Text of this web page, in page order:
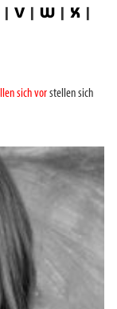
| V | W | X |
sich vorstellen sich